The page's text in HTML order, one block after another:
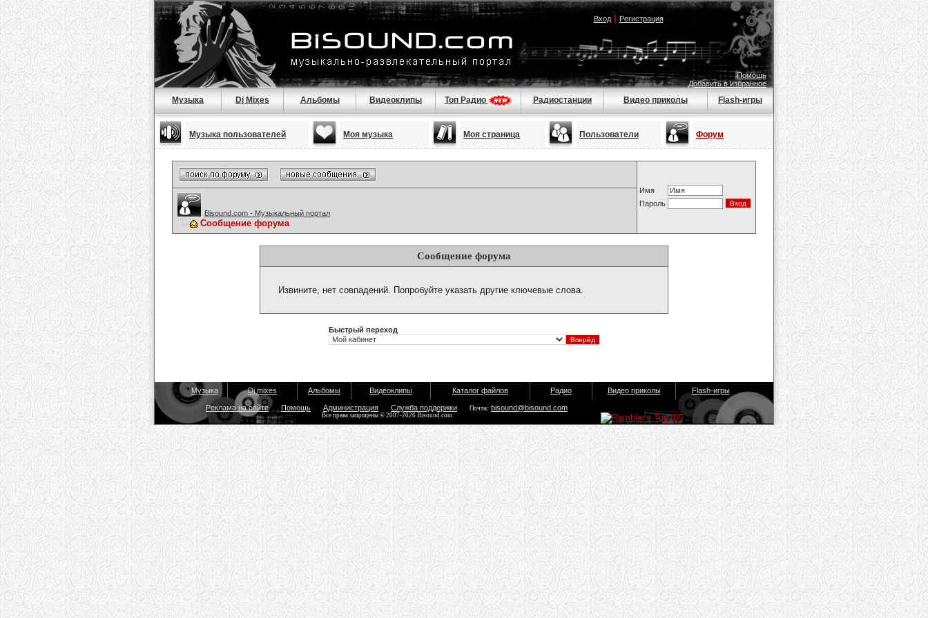
Вход| Регистрация
Помощь
Добавить в избранное
Музыка Dj Mixes Альбомы Видеоклипы Топ Радио Радиостанции Видео приколы Flash-игры
Музыка пользователей Моя музыка Моя страница Пользователи Форум
Имя
Пароль
Bisound.com - Музыкальный портал
Сообщение форума
Сообщение форума
Извините, нет совпадений. Попробуйте указать другие ключевые слова.
Быстрый переход
Музыка Dj mixes Альбомы Видеоклипы Каталог файлов Радио Видео приколы Flash-игры
Реклама на сайте Помощь Администрация Служба поддержки Почта: bisound@bisound.com
Все права защищены © 2007-2026 Bisound.com